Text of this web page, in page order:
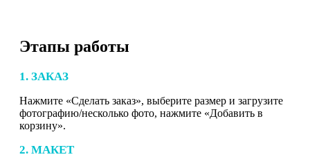
Этапы работы
1. ЗАКАЗ
Нажмите «Сделать заказ», выберите размер и загрузите
фотографию/несколько фото, нажмите «Добавить в
корзину».
2. МАКЕТ